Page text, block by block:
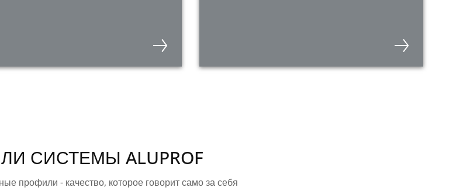
СИСТЕМЫ ALUPROF
профили - качество, которое говорит само за себя